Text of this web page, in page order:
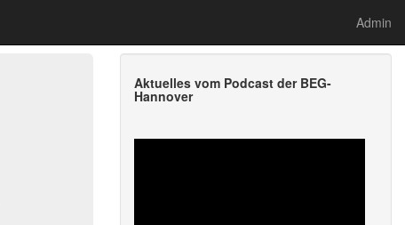
Admin
Aktuelles vom Podcast der BEG-
Hannover